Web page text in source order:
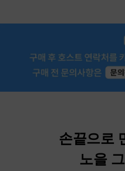
손끝으로
노을